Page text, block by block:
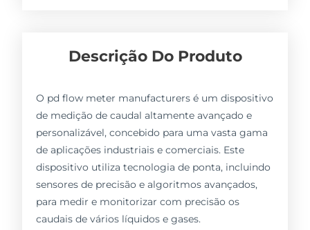
Descrição Do Produto
O pd flow meter manufacturers é um dispositivo
de medição de caudal altamente avançado e
personalizável, concebido para uma vasta gama
de aplicações industriais e comerciais. Este
dispositivo utiliza tecnologia de ponta, incluindo
sensores de precisão e algoritmos avançados,
para medir e monitorizar com precisão os
caudais de vários líquidos e gases.